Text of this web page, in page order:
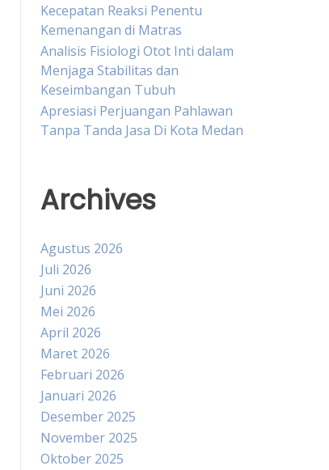
Kecepatan Reaksi Penentu
Kemenangan di Matras
Analisis Fisiologi Otot Inti dalam
Menjaga Stabilitas dan
Keseimbangan Tubuh
Apresiasi Perjuangan Pahlawan
Tanpa Tanda Jasa Di Kota Medan
Archives
Agustus 2026
Juli 2026
Juni 2026
Mei 2026
April 2026
Maret 2026
Februari 2026
Januari 2026
Desember 2025
November 2025
Oktober 2025